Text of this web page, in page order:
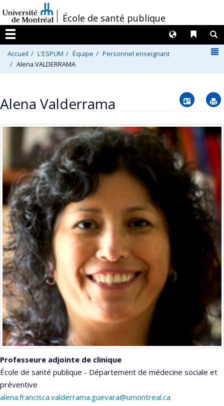
au
contenu
/École de santé publique
Menu
Liens
Langues
Accueil L'ESPUM Équipe
Personnel enseignant
Alena VALDERRAMA
Alena Valderrama Vcard
Professeure adjointe de clinique
École de santé publique - Département de médecine sociale et
préventive
alena.francisca.valderrama.guevara@umontreal.ca